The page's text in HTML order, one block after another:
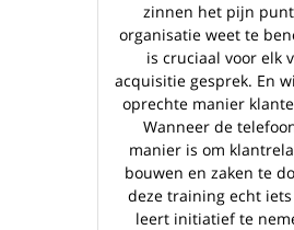
zinnen het pijn
organisatie weet te
is cruciaal voor elk
acquisitie gesprek. En
oprechte manier
Wanneer de
manier is om
bouwen en zaken te
deze training echt iets
leert initiatief te